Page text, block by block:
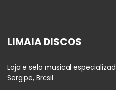
LIMAIA DISCOS
Loja e selo musical
Sergipe, Brasil